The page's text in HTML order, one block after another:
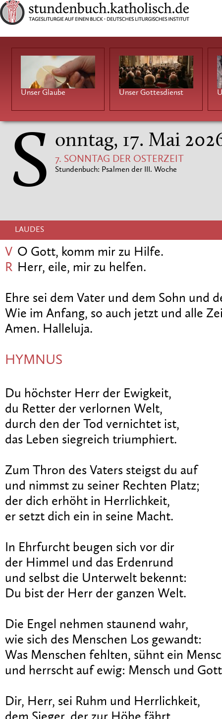
Unser Glaube Unser Gottesdienst
S onntag, 17. Mai
7. SONNTAG DER OSTERZEIT
Stundenbuch: Psalmen der III. Woche
LAUDES
V O Gott, komm mir zu Hilfe.
R Herr, eile, mir zu helfen.
Ehre sei dem Vater und dem Sohn und
Wie im Anfang, so auch jetzt und alle
Amen. Halleluja.
HYMNUS
Du höchster Herr der Ewigkeit,
du Retter der verlornen Welt,
durch den der Tod vernichtet ist,
das Leben siegreich triumphiert.
Zum Thron des Vaters steigst du auf
und nimmst zu seiner Rechten Platz;
der dich erhöht in Herrlichkeit,
er setzt dich ein in seine Macht.
In Ehrfurcht beugen sich vor dir
der Himmel und das Erdenrund
und selbst die Unterwelt bekennt:
Du bist der Herr der ganzen Welt.
Die Engel nehmen staunend wahr,
wie sich des Menschen Los gewandt:
Was Menschen fehlten, sühnt ein
und herrscht auf ewig: Mensch und
Dir, Herr, sei Ruhm und Herrlichkeit,